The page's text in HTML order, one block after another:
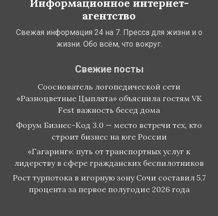
Информационное интернет-
агентство
Свежая информация 24 на 7. Пресса для жизни и о
жизни. Обо всём, что вокруг.
Свежие посты
Сооснователь логопедической сети
«Разноцветные Цыплята» объяснила гостям VK
Fest важность бесед дома
Форум Бизнес-Код 3.0 — место встречи тех, кто
строит бизнес на юге России
«Гагаринг»: путь от транспортных услуг к
лидерству в сфере гражданских беспилотников
Рост турпотока в игорную зону Сочи составил 5,7
процента за первое полугодие 2026 года